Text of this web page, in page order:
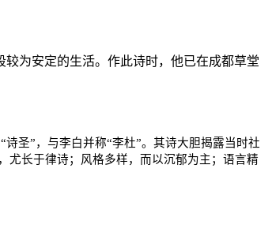
为安定的生活。作此诗时，他已在成都草堂
圣”，与李白并称“李杜”。其诗大胆揭露当时社
尤长于律诗；风格多样，而以沉郁为主；语言精